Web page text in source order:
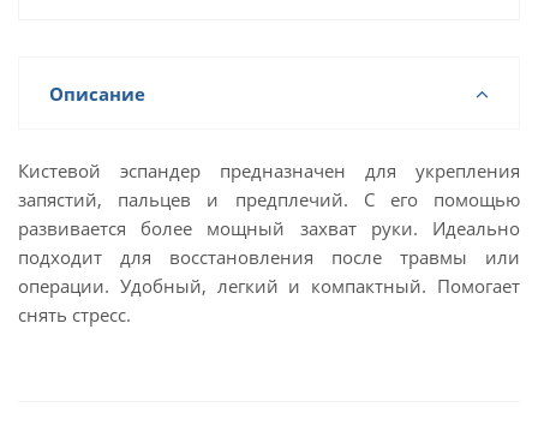
Описание
Кистевой эспандер предназначен для укрепления
запястий, пальцев и предплечий. С его помощью
развивается более мощный захват руки. Идеально
подходит для восстановления после травмы или
операции. Удобный, легкий и компактный. Помогает
снять стресс.